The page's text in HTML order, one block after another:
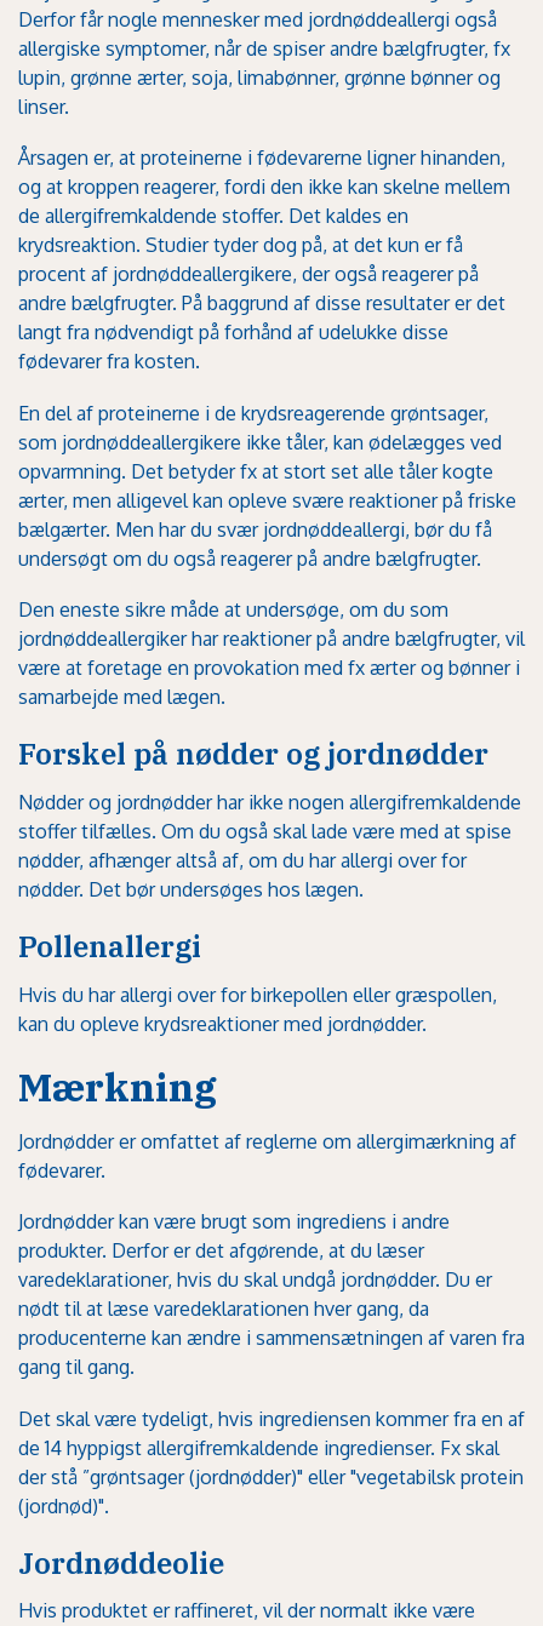
Derfor får nogle mennesker med jordnøddeallergi også
allergiske symptomer, når de spiser andre bælgfrugter, fx
lupin, grønne ærter, soja, limabønner, grønne bønner og
linser.
Årsagen er, at proteinerne i fødevarerne ligner hinanden,
og at kroppen reagerer, fordi den ikke kan skelne mellem
de allergifremkaldende stoffer. Det kaldes en
krydsreaktion. Studier tyder dog på, at det kun er få
procent af jordnøddeallergikere, der også reagerer på
andre bælgfrugter. På baggrund af disse resultater er det
langt fra nødvendigt på forhånd af udelukke disse
fødevarer fra kosten.
En del af proteinerne i de krydsreagerende grøntsager,
som jordnøddeallergikere ikke tåler, kan ødelægges ved
opvarmning. Det betyder fx at stort set alle tåler kogte
ærter, men alligevel kan opleve svære reaktioner på friske
bælgærter. Men har du svær jordnøddeallergi, bør du få
undersøgt om du også reagerer på andre bælgfrugter.
Den eneste sikre måde at undersøge, om du som
jordnøddeallergiker har reaktioner på andre bælgfrugter, vil
være at foretage en provokation med fx ærter og bønner i
samarbejde med lægen.
Forskel på nødder og jordnødder
Nødder og jordnødder har ikke nogen allergifremkaldende
stoffer tilfælles. Om du også skal lade være med at spise
nødder, afhænger altså af, om du har allergi over for
nødder. Det bør undersøges hos lægen.
Pollenallergi
Hvis du har allergi over for birkepollen eller græspollen,
kan du opleve krydsreaktioner med jordnødder.
Mærkning
Jordnødder er omfattet af reglerne om allergimærkning af
fødevarer.
Jordnødder kan være brugt som ingrediens i andre
produkter. Derfor er det afgørende, at du læser
varedeklarationer, hvis du skal undgå jordnødder. Du er
nødt til at læse varedeklarationen hver gang, da
producenterne kan ændre i sammensætningen af varen fra
gang til gang.
Det skal være tydeligt, hvis ingrediensen kommer fra en af
de 14 hyppigst allergifremkaldende ingredienser. Fx skal
der stå ”grøntsager (jordnødder)" eller "vegetabilsk protein
(jordnød)".
Jordnøddeolie
Hvis produktet er raffineret, vil der normalt ikke være